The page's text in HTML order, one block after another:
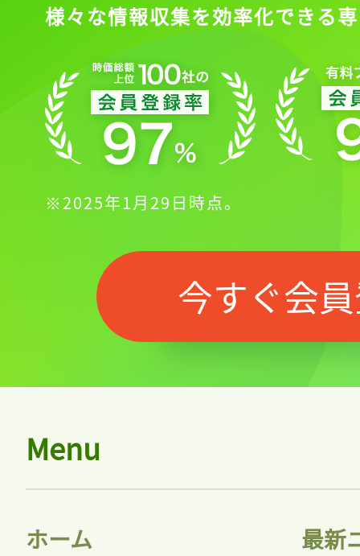
様々な情報収集を効率化できる
※2025年1月29日時点。
今すぐ会
Menu
ホーム 最新